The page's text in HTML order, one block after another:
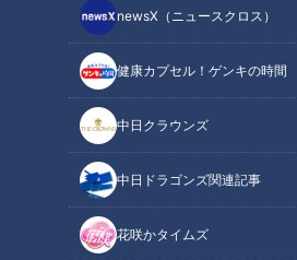
newsX（ニュースクロス）
健康カプセル！ゲンキの時間
中日クラウンズ
中日ドラゴンズ関連記事
花咲かタイムズ
2026/01/20 17:00